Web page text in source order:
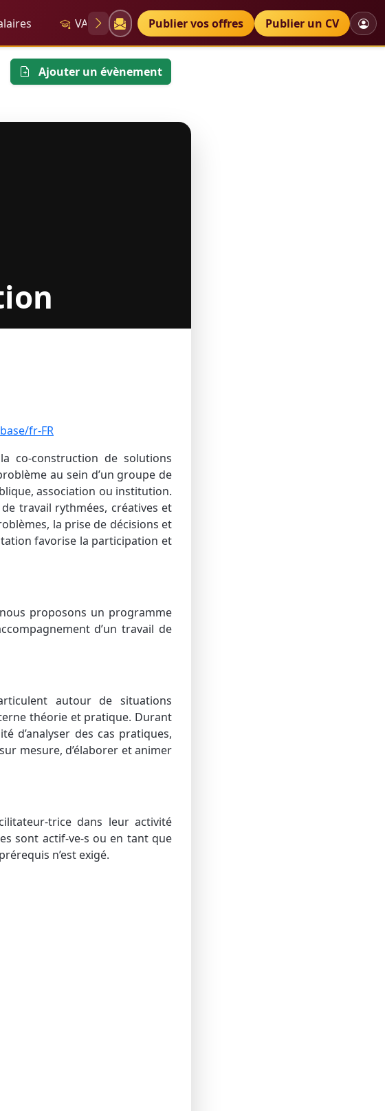
VAE Diplômes Petites annonces
Publier vos offres Publier un CV
Ajouter un évènement
fr-FR
co-construction de solutions
au sein d’un groupe de
association ou institution.
travail rythmées, créatives et
la prise de décisions et
favorise la participation et
proposons un programme
d’un travail de
autour de situations
théorie et pratique. Durant
d’analyser des cas pratiques,
mesure, d’élaborer et animer
trice dans leur activité
sont actif-ve-s ou en tant que
n’est exigé.